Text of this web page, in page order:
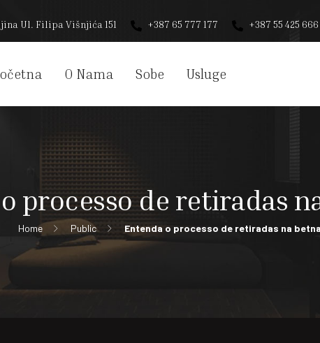
Ul. Filipa Višnjića 151 +387 65 777 177 +387 55 425 666
O Nama Sobe Usluge
processo de retiradas
Home Public Entenda o processo de retiradas na